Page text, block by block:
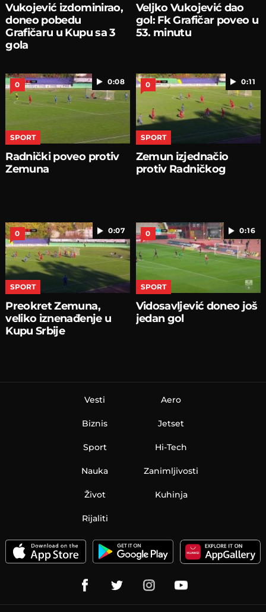
Vukojević izdominirao,
doneo pobedu
Grafičaru u Kupu sa 3
gola
Veljko Vukojević dao
gol: Fk Grafičar poveo u
53. minutu
0:08
0
SPORT
Radnički poveo protiv
Zemuna
0:11
0
SPORT
Zemun izjednačio
protiv Radničkog
0:07
0
SPORT
Preokret Zemuna,
veliko iznenađenje u
Kupu Srbije
0:16
0
SPORT
Vidosavljević doneo još
jedan gol
Vesti
Biznis
Sport
Nauka
Aero
Jetset
Hi-Tech
Zanimljivosti
Život Kuhinja
Rijaliti